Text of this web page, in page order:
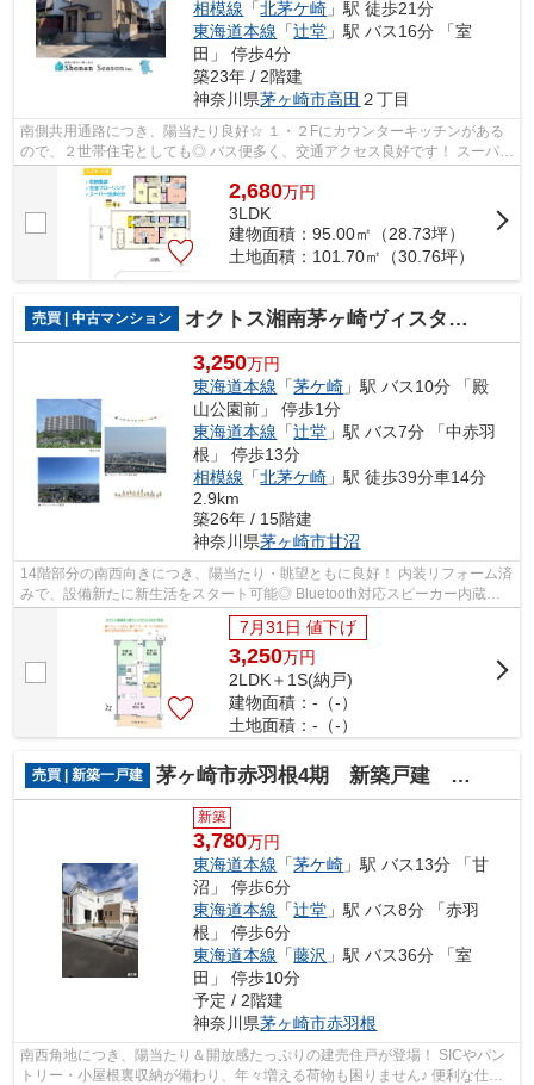
相模線 「北茅ケ崎 」駅 徒歩21分
東海道本線 「辻堂 」駅 バス16分 「室
田」 停歩4分
築23年 / 2階建
神奈川県茅ヶ崎市高田 ２丁目
南側共用通路につき、陽当たり良好☆ １・２Fにカウンターキッチンがある
ので、２世帯住宅としても◎ バス便多く、交通アクセス良好です！ スーパ
ー・ドラッグストアが徒歩圏内にござい...
2,680万円
3LDK
建物面積：95.00㎡（28.73坪）
土地面積：101.70㎡（30.76坪）
売買 | 中古マンション オクトス湘南茅ヶ崎ヴィスタヒル
3,250万円
東海道本線 「茅ケ崎 」駅 バス10分 「殿
山公園前」 停歩1分
東海道本線 「辻堂 」駅 バス7分 「中赤羽
根」 停歩13分
相模線 「北茅ケ崎 」駅 徒歩39分車14分
2.9km
築26年 / 15階建
神奈川県茅ヶ崎市甘沼
14階部分の南西向きにつき、陽当たり・眺望ともに良好！ 内装リフォーム済
みで、設備新たに新生活をスタート可能◎ Bluetooth対応スピーカー内蔵ダ
ウンライトで、快適なリラックス空間...
7月31日 値下げ
3,250万円
2LDK＋1S(納戸)
建物面積：-（-）
土地面積：-（-）
売買 | 新築一戸建 茅ヶ崎市赤羽根4期 新築戸建 全１棟
新築
3,780万円
東海道本線 「茅ケ崎 」駅 バス13分 「甘
沼」 停歩6分
東海道本線 「辻堂 」駅 バス8分 「赤羽
根」 停歩6分
東海道本線 「藤沢 」駅 バス36分 「室
田」 停歩10分
予定 / 2階建
神奈川県茅ヶ崎市赤羽根
南西角地につき、陽当たり＆開放感たっぷりの建売住戸が登場！ SICやパン
トリー・小屋根裏収納が備わり、年々増える荷物も困りません♪ 便利な仕様